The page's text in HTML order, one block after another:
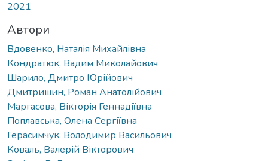
2021
Автори
Вдовенко, Наталія Михайлівна
Кондратюк, Вадим Миколайович
Шарило, Дмитро Юрійович
Дмитришин, Роман Анатолійович
Маргасова, Вікторія Геннадіївна
Поплавська, Олена Сергіївна
Герасимчук, Володимир Васильович
Коваль, Валерій Вікторович